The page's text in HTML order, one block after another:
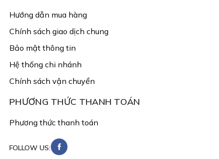
Hướng dẫn mua hàng
Chính sách giao dịch chung
Bảo mật thông tin
Hệ thống chi nhánh
Chính sách vận chuyển
PHƯƠNG THỨC THANH TOÁN
Phương thức thanh toán
FOLLOW US: